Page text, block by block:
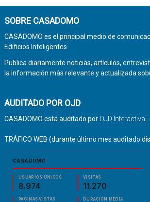
SOBRE CASADOMO
CASADOMO es el principal medio de
Edificios Inteligentes.
Publica diariamente noticias, artículos,
la información más relevante y actualizada
AUDITADO POR OJD
CASADOMO está auditado por OJD Interactiva
TRÁFICO WEB (durante último mes auditado